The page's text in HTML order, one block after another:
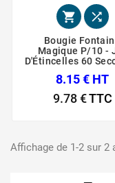
 
Bougie
Magique P/10 -
D'Étincelles 60
8.15 € HT
9.78 €TTC
Affichage de 1-2 sur 2